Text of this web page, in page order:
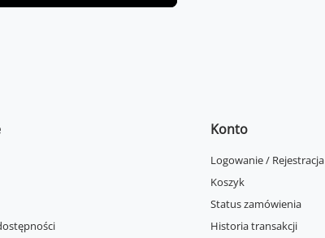
Konto
Logowanie / Rejestracja
Koszyk
Status zamówienia
Historia transakcji